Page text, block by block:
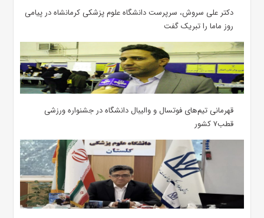
دکتر علی سروش، سرپرست دانشگاه علوم پزشکی کرمانشاه در پیامی
روز ماما را تبریک گفت
قهرمانی تیم‌های فوتسال و والیبال دانشگاه در جشنواره ورزشی
قطب۷ کشور